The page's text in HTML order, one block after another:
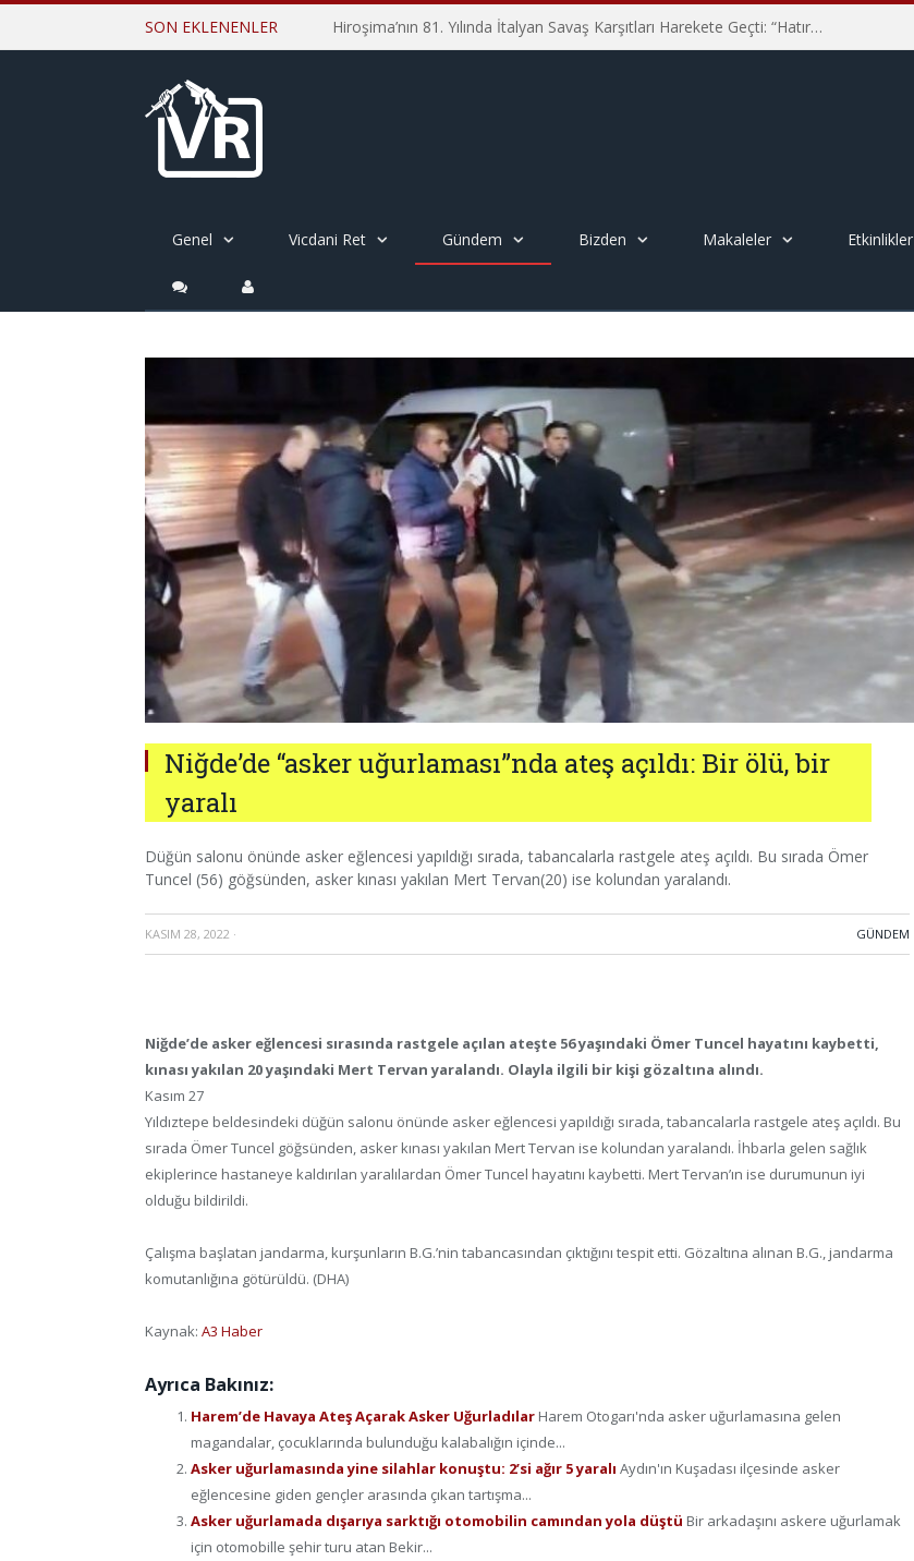
SON EKLENENLER Hiroşima’nın 81. Yılında İtalyan Savaş Karşıtları Harekete Geçti: “Hatırlamak yeterli değil”
Genel Vicdani Ret Gündem Bizden Makaleler Etkinlikler
Niğde’de “asker uğurlaması”nda ateş açıldı: Bir ölü, bir
yaralı
Düğün salonu önünde asker eğlencesi yapıldığı sırada, tabancalarla rastgele ateş açıldı. Bu sırada Ömer
Tuncel (56) göğsünden, asker kınası yakılan Mert Tervan(20) ise kolundan yaralandı.
KASIM 28, 2022 · GÜNDEM
Niğde’de asker eğlencesi sırasında rastgele açılan ateşte 56 yaşındaki Ömer Tuncel hayatını kaybetti,
kınası yakılan 20 yaşındaki Mert Tervan yaralandı. Olayla ilgili bir kişi gözaltına alındı.
Kasım 27
Yıldıztepe beldesindeki düğün salonu önünde asker eğlencesi yapıldığı sırada, tabancalarla rastgele ateş açıldı. Bu
sırada Ömer Tuncel göğsünden, asker kınası yakılan Mert Tervan ise kolundan yaralandı. İhbarla gelen sağlık
ekiplerince hastaneye kaldırılan yaralılardan Ömer Tuncel hayatını kaybetti. Mert Tervan’ın ise durumunun iyi
olduğu bildirildi.
Çalışma başlatan jandarma, kurşunların B.G.’nin tabancasından çıktığını tespit etti. Gözaltına alınan B.G., jandarma
komutanlığına götürüldü. (DHA)
Kaynak: A3 Haber
Ayrıca Bakınız:
Harem’de Havaya Ateş Açarak Asker Uğurladılar Harem Otogarı'nda asker uğurlamasına gelen
magandalar, çocuklarında bulunduğu kalabalığın içinde...
Asker uğurlamasında yine silahlar konuştu: 2’si ağır 5 yaralı Aydın'ın Kuşadası ilçesinde asker
eğlencesine giden gençler arasında çıkan tartışma...
Asker uğurlamada dışarıya sarktığı otomobilin camından yola düştü Bir arkadaşını askere uğurlamak
için otomobille şehir turu atan Bekir...